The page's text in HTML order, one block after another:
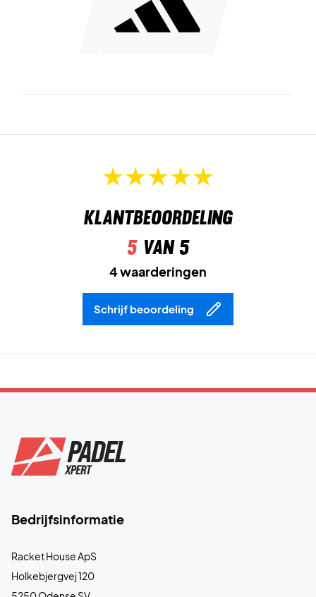
Door deze schoen te kopen, wordt je ook een duurzamere
mesh en met een schokabsorberende tussenzool
wil, het gevoel dat de schoen strak aan de voet zit, en in het
gewoon goed comfort.
Klantbeoordeling
5van 5
4 waarderingen
Schrijf beoordeling
Bedrijfsinformatie
Racket House ApS
Holkebjergvej 120